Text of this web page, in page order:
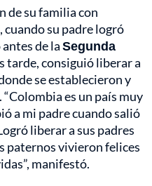
de su familia con
, cuando su padre logró
de laSegunda
tarde, consiguió liberar a
se establecieron y
es un país muy
a mi padre cuando salió
liberar a sus padres
paternos vivieron felices
manifestó.